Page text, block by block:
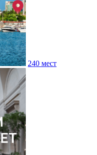
240 мест